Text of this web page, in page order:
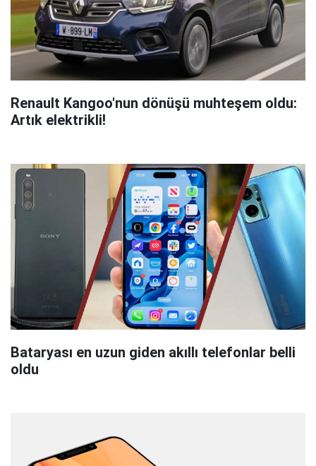
Renault Kangoo'nun dönüşü muhteşem oldu:
Artık elektrikli!
Bataryası en uzun giden akıllı telefonlar belli
oldu